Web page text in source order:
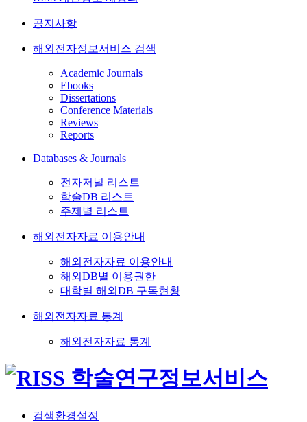
공지사항
해외전자정보서비스 검색
Academic Journals
Ebooks
Dissertations
Conference Materials
Reviews
Reports
Databases & Journals
전자저널 리스트
학술DB 리스트
주제별 리스트
해외전자자료 이용안내
해외전자자료 이용안내
해외DB별 이용권한
대학별 해외DB 구독현황
해외전자자료 통계
해외전자자료 통계
검색환경설정